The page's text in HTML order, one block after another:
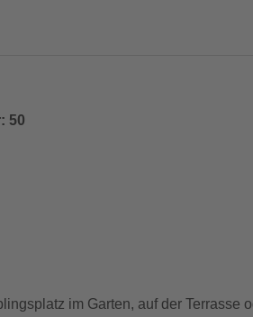
50
im Garten, auf der Terrasse